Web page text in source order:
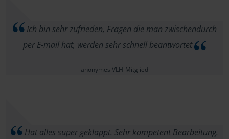
Ich bin sehr zufrieden, Fragen die man zwischendurch
per E-mail hat, werden sehr schnell beantwortet
anonymes VLH-Mitglied
Hat alles super geklappt. Sehr kompetent Bearbeitung.